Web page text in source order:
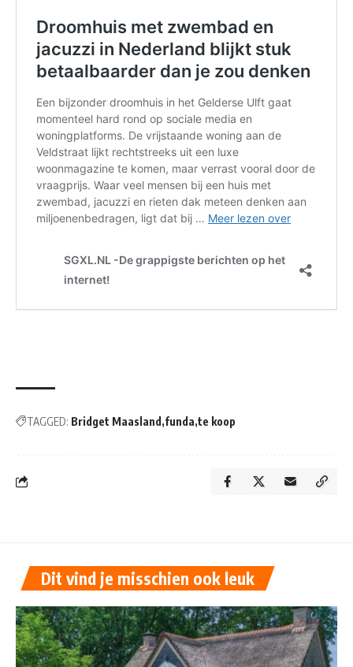
TAGGED: Bridget Maasland funda te koop
Dit vind je misschien ook leuk